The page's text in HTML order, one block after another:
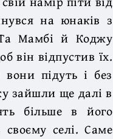
на юнаків з
Мамбі й Коджу
він відпустив їх.
підуть і без
зайшли ще далі в
більше в його
селі. Саме